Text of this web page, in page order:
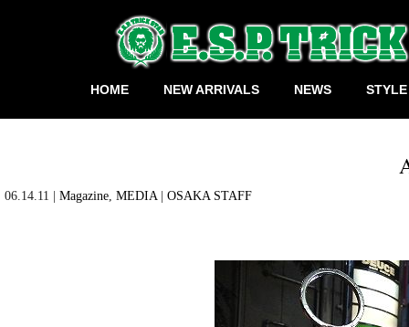
HOME NEW ARRIVALS NEWS STYLE
06.14.11 | Magazine MEDIA | OSAKA STAFF